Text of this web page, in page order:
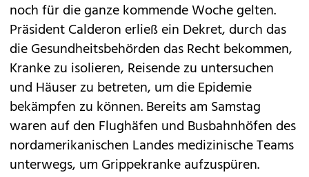
noch für die ganze kommende Woche gelten.
Präsident Calderon erließ ein Dekret, durch das
die Gesundheitsbehörden das Recht bekommen,
Kranke zu isolieren, Reisende zu untersuchen
und Häuser zu betreten, um die Epidemie
bekämpfen zu können. Bereits am Samstag
waren auf den Flughäfen und Busbahnhöfen des
nordamerikanischen Landes medizinische Teams
unterwegs, um Grippekranke aufzuspüren.